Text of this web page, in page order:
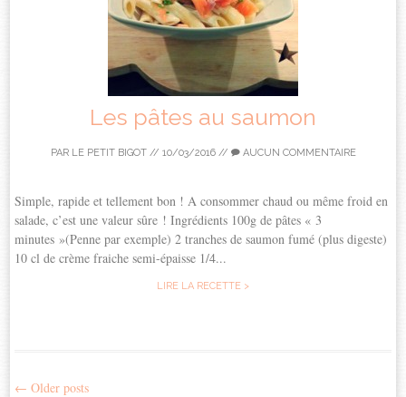
Les pâtes au saumon
PAR LE PETIT BIGOT// 10/03/2016// AUCUN COMMENTAIRE
Simple, rapide et tellement bon ! A consommer chaud ou même froid en
salade, c’est une valeur sûre ! Ingrédients 100g de pâtes « 3
minutes »(Penne par exemple) 2 tranches de saumon fumé (plus digeste)
10 cl de crème fraiche semi-épaisse 1/4...
LIRE LA RECETTE >
← Older posts